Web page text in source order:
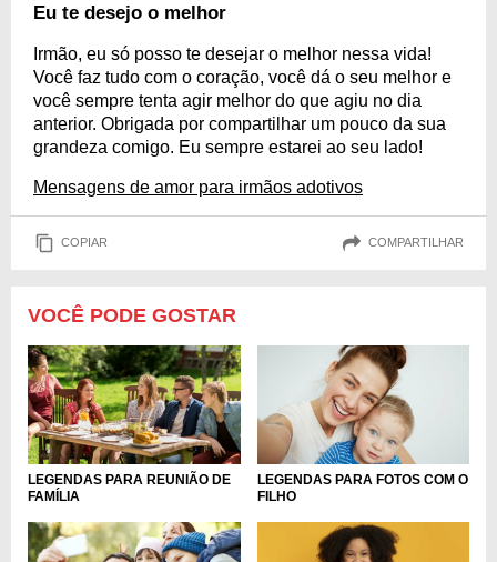
Eu te desejo o melhor
Irmão, eu só posso te desejar o melhor nessa vida!
Você faz tudo com o coração, você dá o seu melhor e
você sempre tenta agir melhor do que agiu no dia
anterior. Obrigada por compartilhar um pouco da sua
grandeza comigo. Eu sempre estarei ao seu lado!
Mensagens de amor para irmãos adotivos
COPIAR COMPARTILHAR
VOCÊ PODE GOSTAR
LEGENDAS PARA REUNIÃO DE
FAMÍLIA
LEGENDAS PARA FOTOS COM O
FILHO